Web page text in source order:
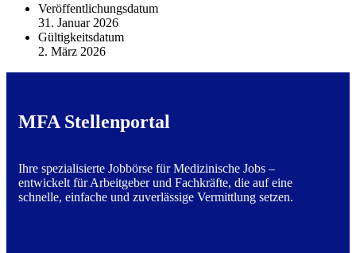
Veröffentlichungsdatum
31. Januar 2026
Gültigkeitsdatum
2. März 2026
MFA Stellenportal
Ihre spezialisierte Jobbörse für Medizinische Jobs –
entwickelt für Arbeitgeber und Fachkräfte, die auf eine
schnelle, einfache und zuverlässige Vermittlung setzen.